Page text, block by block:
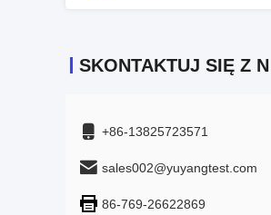
+86-13825723571
sales002@yuyangtest.com
86-769-26622869